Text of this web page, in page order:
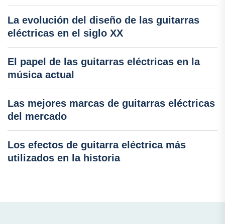
La evolución del diseño de las guitarras
eléctricas en el siglo XX
El papel de las guitarras eléctricas en la
música actual
Las mejores marcas de guitarras eléctricas
del mercado
Los efectos de guitarra eléctrica más
utilizados en la historia